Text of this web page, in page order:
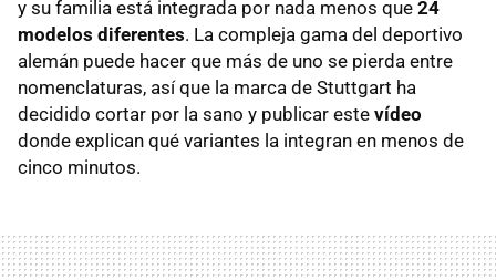
y su familia está integrada por nada menos que 24
modelos diferentes. La compleja gama del deportivo
alemán puede hacer que más de uno se pierda entre
nomenclaturas, así que la marca de Stuttgart ha
decidido cortar por la sano y publicar este vídeo
donde explican qué variantes la integran en menos de
cinco minutos.